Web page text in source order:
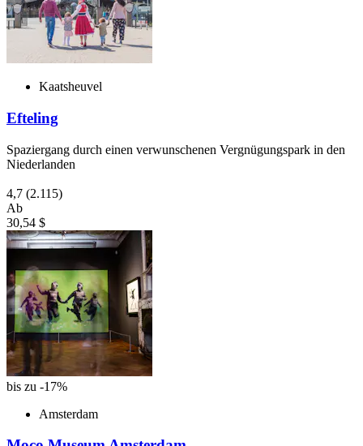
Kaatsheuvel
Efteling
Spaziergang durch einen verwunschenen Vergnügungspark in den
Niederlanden
4,7 (2.115)
Ab
30,54 $
bis zu -17%
Amsterdam